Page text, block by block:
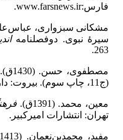
فارس:www.farsnews.ir.
سیرۀ نبوی. دوفصلنامه
263.
مصطفوی، حسن. (1430ق).
(ج11، چاپ سوم). بیروت: دارالکتب‌العلمیه.
معین، محمد. (1391ق).
تهران: انتشارات امیرکبیر.
مفید، محمدبن‌نعمان. (1413ق «الف»).